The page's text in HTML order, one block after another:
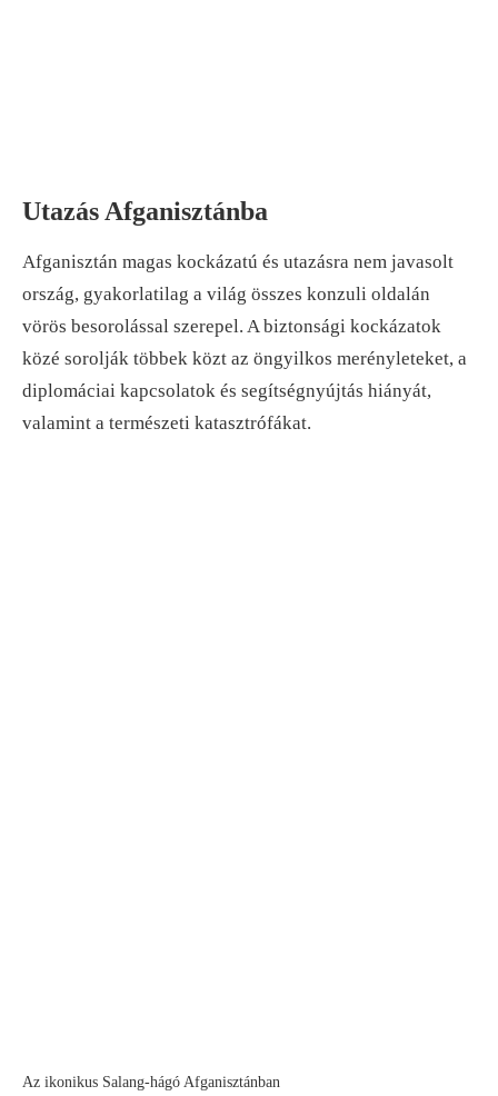
Utazás Afganisztánba
Afganisztán magas kockázatú és utazásra nem javasolt
ország, gyakorlatilag a világ összes konzuli oldalán
vörös besorolással szerepel. A biztonsági kockázatok
közé sorolják többek közt az öngyilkos merényleteket, a
diplomáciai kapcsolatok és segítségnyújtás hiányát,
valamint a természeti katasztrófákat.
Az ikonikus Salang-hágó Afganisztánban